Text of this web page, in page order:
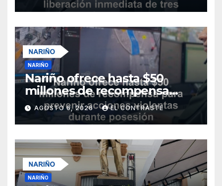
NARIÑO
Nariño ofrece hasta $50
millones de recompensa
para prevenir acciones
violentas durante posesión
presidencial del 7 de agosto
AGOSTO 6, 2026 EL CONTRASTE
NARIÑO